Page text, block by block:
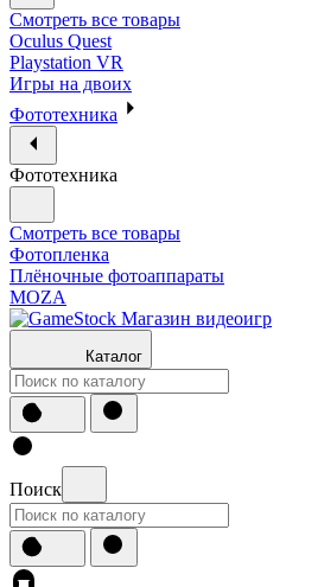
Смотреть все товары
Oculus Quest
Playstation VR
Игры на двоих
Фототехника
Фототехника
Смотреть все товары
Фотопленка
Плёночные фотоаппараты
MOZA
Каталог
Поиск